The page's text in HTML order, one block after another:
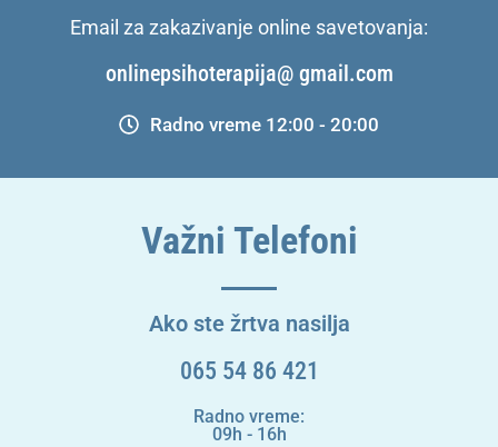
Email za zakazivanje online savetovanja:
onlinepsihoterapija@ gmail.com
Radno vreme 12:00 - 20:00
Važni Telefoni
Ako ste žrtva nasilja
065 54 86 421
Radno vreme:
09h - 16h